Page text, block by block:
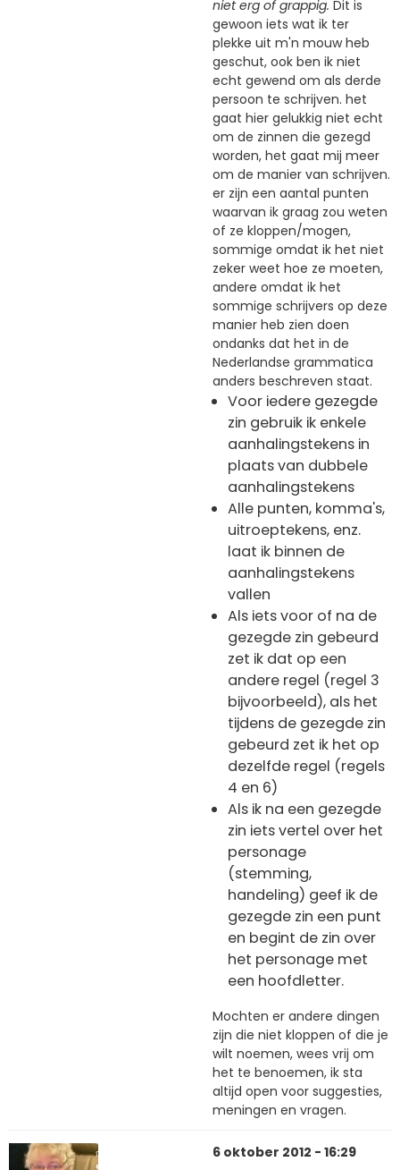
niet erg of grappig. Dit is
gewoon iets wat ik ter
plekke uit m'n mouw heb
geschut, ook ben ik niet
echt gewend om als derde
persoon te schrijven. het
gaat hier gelukkig niet echt
om de zinnen die gezegd
worden, het gaat mij meer
om de manier van schrijven.
er zijn een aantal punten
waarvan ik graag zou weten
of ze kloppen/mogen,
sommige omdat ik het niet
zeker weet hoe ze moeten,
andere omdat ik het
sommige schrijvers op deze
manier heb zien doen
ondanks dat het in de
Nederlandse grammatica
anders beschreven staat.
Voor iedere gezegde
zin gebruik ik enkele
aanhalingstekens in
plaats van dubbele
aanhalingstekens
Alle punten, komma's,
uitroeptekens, enz.
laat ik binnen de
aanhalingstekens
vallen
Als iets voor of na de
gezegde zin gebeurd
zet ik dat op een
andere regel (regel 3
bijvoorbeeld), als het
tijdens de gezegde zin
gebeurd zet ik het op
dezelfde regel (regels
4 en 6)
Als ik na een gezegde
zin iets vertel over het
personage
(stemming,
handeling) geef ik de
gezegde zin een punt
en begint de zin over
het personage met
een hoofdletter.
Mochten er andere dingen
zijn die niet kloppen of die je
wilt noemen, wees vrij om
het te benoemen, ik sta
altijd open voor suggesties,
meningen en vragen.
6 oktober 2012 - 16:29